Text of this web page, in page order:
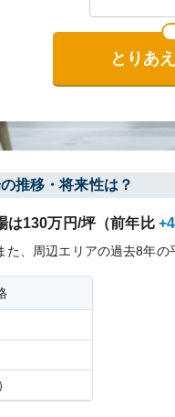
とりあ
推移・将来性は？
は130万円/坪（前年比
た、周辺エリアの過去8年の
）